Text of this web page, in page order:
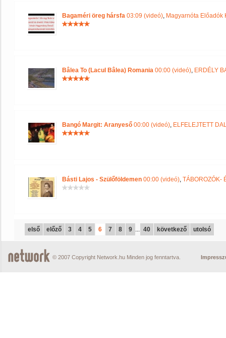
Bagaméri öreg hársfa 03:09 (videó), Magyarnóta Előadók
Bâlea To (Lacul Bâlea) Romania 00:00 (videó), ERDÉLY
Bangó Margit: Aranyeső 00:00 (videó), ELFELEJTETT
Básti Lajos - Szülőföldemen 00:00 (videó), TÁBOROZÓK-
első előző 3 4 5 6 7 8 9 ... 40 következő utolsó
© 2007 Copyright Network.hu Minden jog fenntartva.